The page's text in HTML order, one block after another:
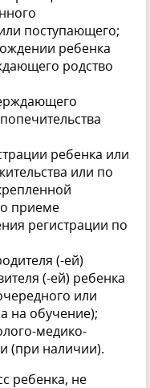
поступающего;
ребенка
родство
ребенка или
или по
приеме
регистрации по
(-ей)
(-ей) ребенка
или
на обучение);
медико-
(при наличии).
ребенка, не